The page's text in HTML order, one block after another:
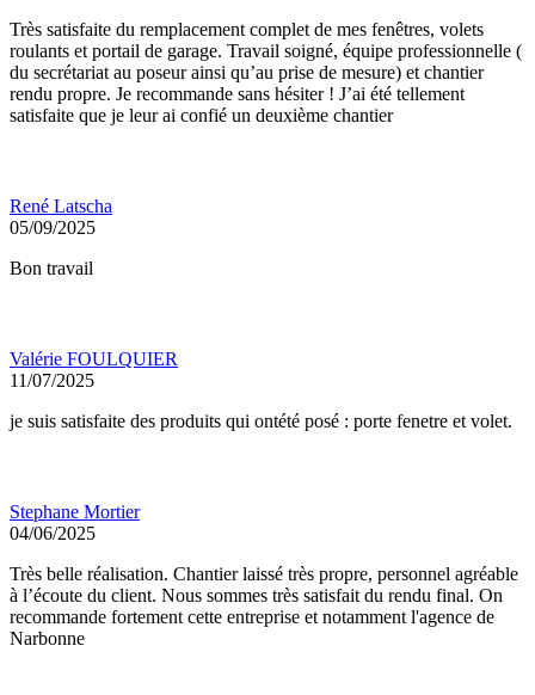
Très satisfaite du remplacement complet de mes fenêtres, volets
roulants et portail de garage. Travail soigné, équipe professionnelle (
du secrétariat au poseur ainsi qu’au prise de mesure) et chantier
rendu propre. Je recommande sans hésiter ! J’ai été tellement
satisfaite que je leur ai confié un deuxième chantier
René Latscha
05/09/2025
Bon travail
Valérie FOULQUIER
11/07/2025
je suis satisfaite des produits qui ontété posé : porte fenetre et volet.
Stephane Mortier
04/06/2025
Très belle réalisation. Chantier laissé très propre, personnel agréable
à l’écoute du client. Nous sommes très satisfait du rendu final. On
recommande fortement cette entreprise et notamment l'agence de
Narbonne